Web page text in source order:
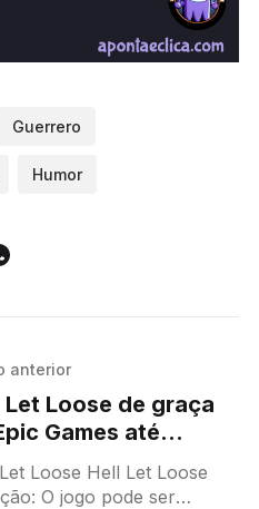
Guerrero
Humor
anterior
Let Loose de graça
Games até
2025
Hell Let Loose
O jogo pode ser